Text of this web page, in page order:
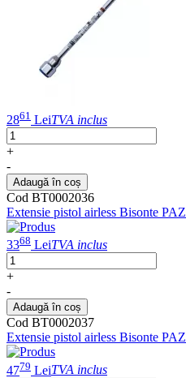
2861 LeiTVA inclus
+
-
Adaugă în coș
Cod BT0002036
Extensie pistol airless Bisonte
3368 LeiTVA inclus
+
-
Adaugă în coș
Cod BT0002037
Extensie pistol airless Bisonte
4779 LeiTVA inclus